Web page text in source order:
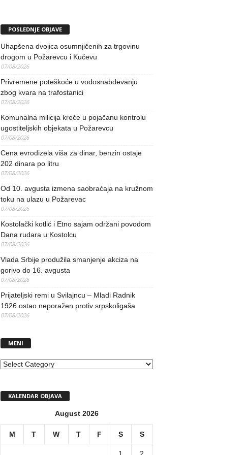
POSLEDNJE OBJAVE
Uhapšena dvojica osumnjičenih za trgovinu
drogom u Požarevcu i Kučevu
07/08/2026
Privremene poteškoće u vodosnabdevanju
zbog kvara na trafostanici
07/08/2026
Komunalna milicija kreće u pojačanu kontrolu
ugostiteljskih objekata u Požarevcu
07/08/2026
Cena evrodizela viša za dinar, benzin ostaje
202 dinara po litru
07/08/2026
Od 10. avgusta izmena saobraćaja na kružnom
toku na ulazu u Požarevac
07/08/2026
Kostolački kotlić i Etno sajam održani povodom
Dana rudara u Kostolcu
07/08/2026
Vlada Srbije produžila smanjenje akciza na
gorivo do 16. avgusta
07/08/2026
Prijateljski remi u Svilajncu – Mladi Radnik
1926 ostao neporažen protiv srpskoligaša
07/08/2026
MENI
MENI
KALENDAR OBJAVA
August 2026
M T W T F S S
1 2